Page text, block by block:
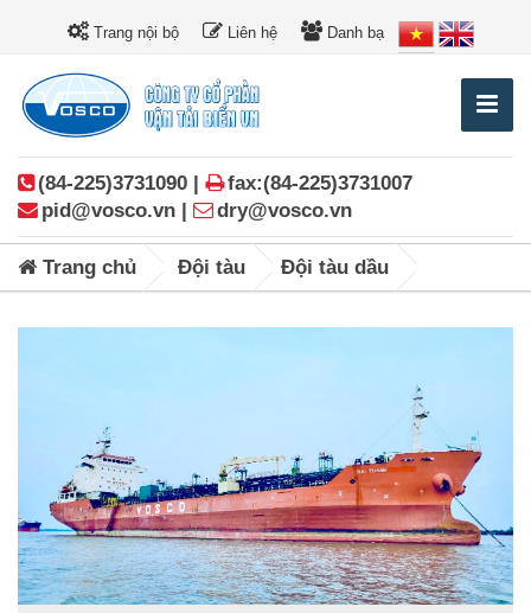
Trang nội bộ Liên hệ Danh bạ
(84-225)3731090 |
fax:(84-225)3731007
pid@vosco.vn |
dry@vosco.vn
Trang chủ Đội tàu Đội tàu dầu